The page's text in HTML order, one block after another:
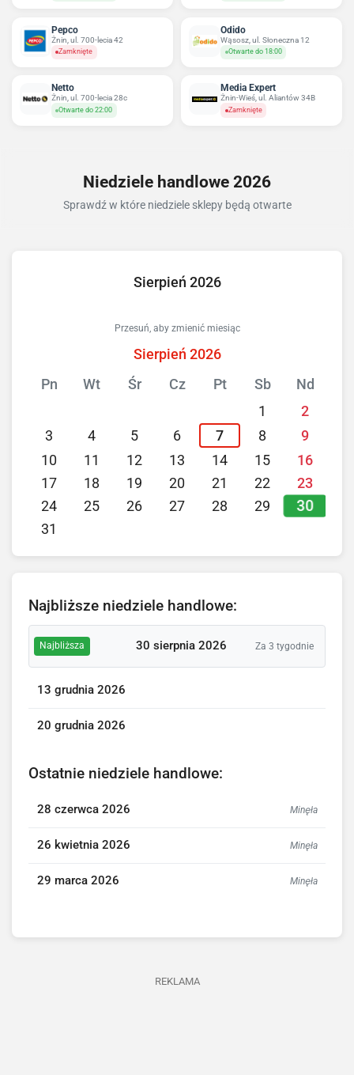
Pepco
Żnin, ul. 700-lecia 42
Zamknięte
Odido
Wąsosz, ul. Słoneczna 12
Otwarte do 18:00
Netto
Żnin, ul. 700-lecia 28c
Otwarte do 22:00
Media Expert
Żnin-Wieś, ul. Aliantów 34B
Zamknięte
Niedziele handlowe 2026
Sprawdź w które niedziele sklepy będą otwarte
Sierpień 2026
Przesuń, aby zmienić miesiąc
Sierpień 2026
Pn
Wt Śr Cz Pt Sb
Nd
1
2
3
4 5 6 7 8
9
10
11 12 13 14 15
16
17
18 19 20 21 22
23
24
25 26 27 28 29 30
31
Najbliższe niedziele handlowe:
Najbliższa 30 sierpnia 2026 Za 3 tygodnie
13 grudnia 2026
20 grudnia 2026
Ostatnie niedziele handlowe:
28 czerwca 2026 Minęła
26 kwietnia 2026 Minęła
29 marca 2026 Minęła
REKLAMA